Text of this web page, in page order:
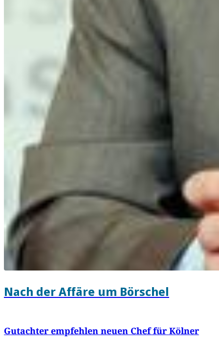
Nach der Affäre um Börschel
Gutachter empfehlen neuen Chef für Kölner